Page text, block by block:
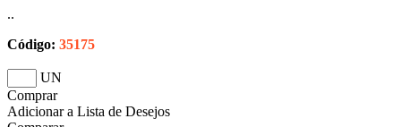
..
Código: 35175
UN
Comprar
Adicionar a Lista de Desejos